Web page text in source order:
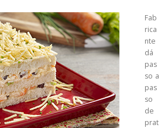
Fab
rica
nte
dá
pas
so a
pas
so
de
prat